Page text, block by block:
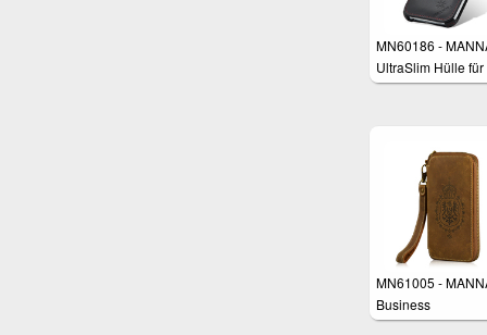
MN60186 -
UltraSlim Hülle für
Samsung Galaxy
MN61005 -
Business